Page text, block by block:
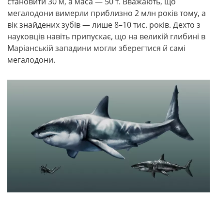
мегалодони вимерли приблизно 2 млн років тому, а
вік знайдених зубів — лише 8–10 тис. років. Дехто з
науковців навіть припускає, що на великій глибині в
Маріанській западини могли зберегтися й самі
мегалодони.